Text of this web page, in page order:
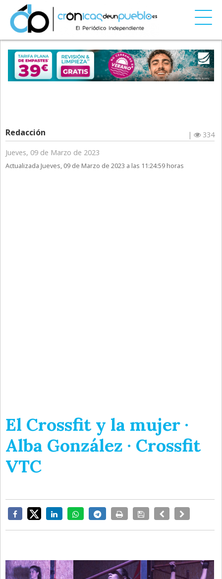
Redacción |
334
Jueves, 09 de Marzo de 2023
Actualizada Jueves, 09 de Marzo de 2023 a las 11:24:59 horas
El Crossfit y la mujer ·
Alba González · Crossfit
VTC